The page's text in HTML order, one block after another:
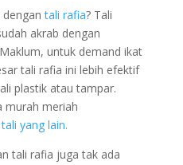
dengantali rafia? Tali
akrab dengan
untuk demand ikat
tali rafia ini lebih efektif
plastik atau tampar.
murah meriah
tali yang lain.
tali rafia juga tak ada